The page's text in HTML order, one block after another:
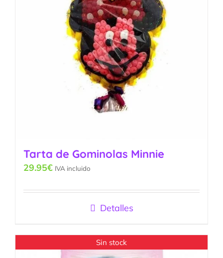
Tarta de Gominolas Minnie
29.95€ IVA incluido
Detalles
Sin stock